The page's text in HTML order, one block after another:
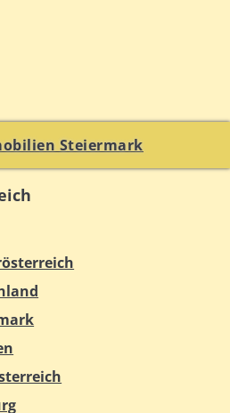
Steiermark